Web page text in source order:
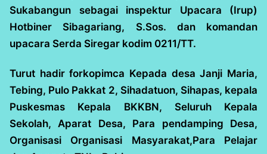
Sukabangun sebagai inspektur Upacara (Irup)
Hotbiner Sibagariang, S.Sos. dan komandan
upacara Serda Siregar kodim 0211/TT.
Turut hadir forkopimca Kepada desa Janji Maria,
Tebing, Pulo Pakkat 2, Sihadatuon, Sihapas, kepala
Puskesmas Kepala BKKBN, Seluruh Kepala
Sekolah, Aparat Desa, Para pendamping Desa,
Organisasi Organisasi Masyarakat,Para Pelajar